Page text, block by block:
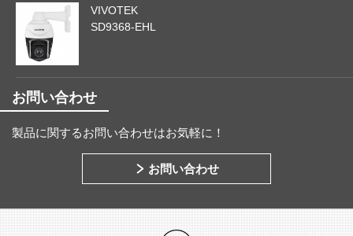
VIVOTEK
SD9368-EHL
お問い合わせ
製品に関するお問い合わせはお気軽に！
お問い合わせ